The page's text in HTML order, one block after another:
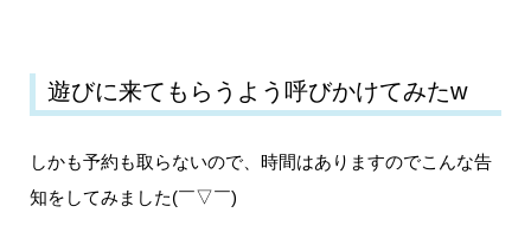
遊びに来てもらうよう呼びかけてみたw
しかも予約も取らないので、時間はありますのでこんな告
知をしてみました(￣▽￣)